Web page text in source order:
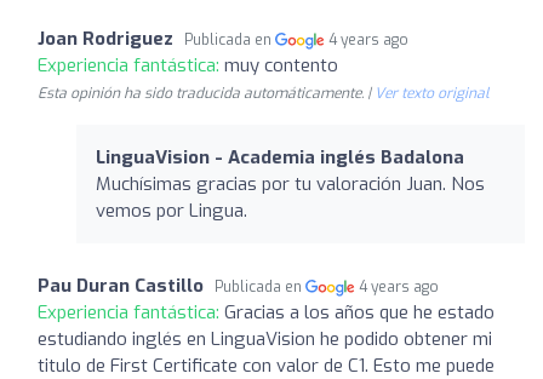
Joan Rodriguez Publicada en 4 years ago
Experiencia fantástica: muy contento
Esta opinión ha sido traducida automáticamente. | Ver texto original
LinguaVision - Academia inglés Badalona
Muchísimas gracias por tu valoración Juan. Nos
vemos por Lingua.
Pau Duran Castillo Publicada en 4 years ago
Experiencia fantástica: Gracias a los años que he estado
estudiando inglés en LinguaVision he podido obtener mi
titulo de First Certificate con valor de C1. Esto me puede